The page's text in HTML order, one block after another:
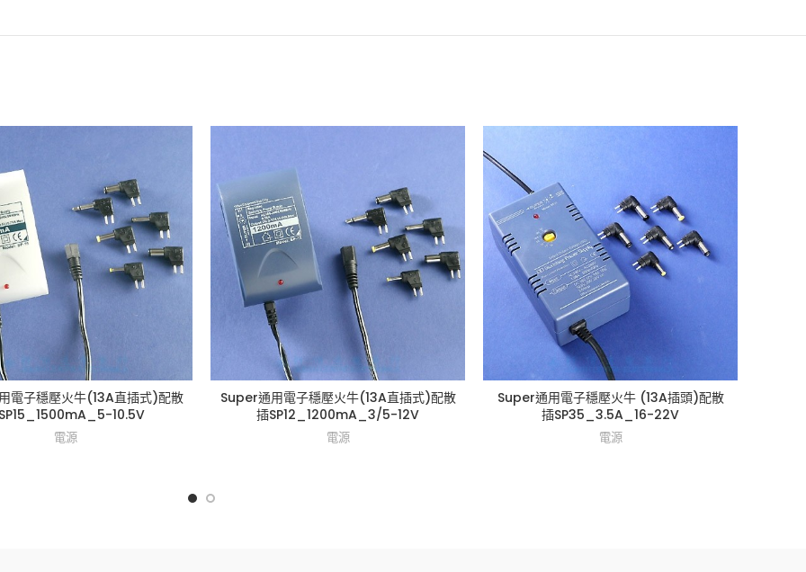
電子穩壓火牛(13A直插式)配散
10.5V
電源
Super通用電子穩壓火牛(13A直插式)配散
插SP12_1200mA_3/5-12V
電源
Super通用電子穩壓火牛 (13A插頭)配散
插SP35_3.5A_16-22V
電源